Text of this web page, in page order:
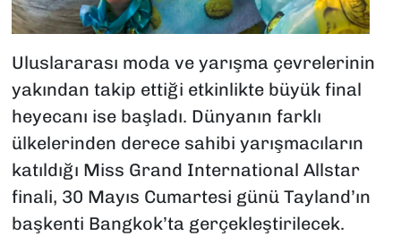
Uluslararası moda ve yarışma çevrelerinin
yakından takip ettiği etkinlikte büyük final
heyecanı ise başladı. Dünyanın farklı
ülkelerinden derece sahibi yarışmacıların
katıldığı Miss Grand International Allstar
finali, 30 Mayıs Cumartesi günü Tayland’ın
başkenti Bangkok’ta gerçekleştirilecek.